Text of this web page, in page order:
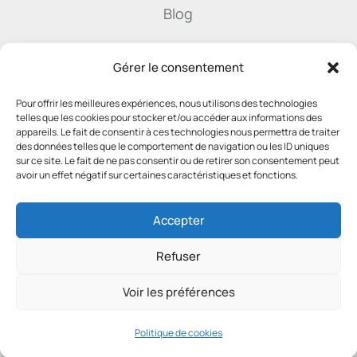
Gérer le consentement
Pour offrir les meilleures expériences, nous utilisons des technologies
telles que les cookies pour stocker et/ou accéder aux informations des
appareils. Le fait de consentir à ces technologies nous permettra de traiter
des données telles que le comportement de navigation ou les ID uniques
sur ce site. Le fait de ne pas consentir ou de retirer son consentement peut
avoir un effet négatif sur certaines caractéristiques et fonctions.
Accepter
Refuser
Voir les préférences
Politique de cookies
Blog

info@derenne.law

081 22 45 74
2025 – SNC Derenne & Associés – TVA:
0444.337.796 – Politique de confidentialité